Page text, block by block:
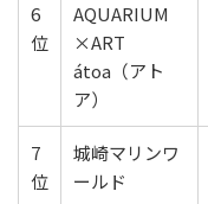
6
位
AQUARIUM
×ART
átoa（アト
ア）
7
位
城崎マリンワ
ールド